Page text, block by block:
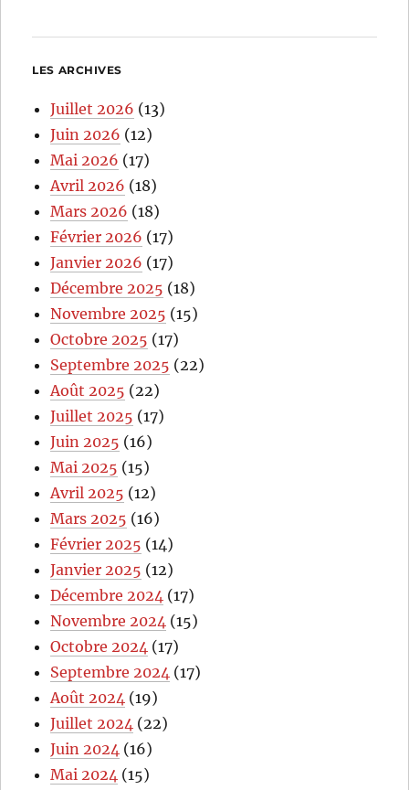
LES ARCHIVES
Juillet 2026 (13)
Juin 2026 (12)
Mai 2026 (17)
Avril 2026 (18)
Mars 2026 (18)
Février 2026 (17)
Janvier 2026 (17)
Décembre 2025 (18)
Novembre 2025 (15)
Octobre 2025 (17)
Septembre 2025 (22)
Août 2025 (22)
Juillet 2025 (17)
Juin 2025 (16)
Mai 2025 (15)
Avril 2025 (12)
Mars 2025 (16)
Février 2025 (14)
Janvier 2025 (12)
Décembre 2024 (17)
Novembre 2024 (15)
Octobre 2024 (17)
Septembre 2024 (17)
Août 2024 (19)
Juillet 2024 (22)
Juin 2024 (16)
Mai 2024 (15)